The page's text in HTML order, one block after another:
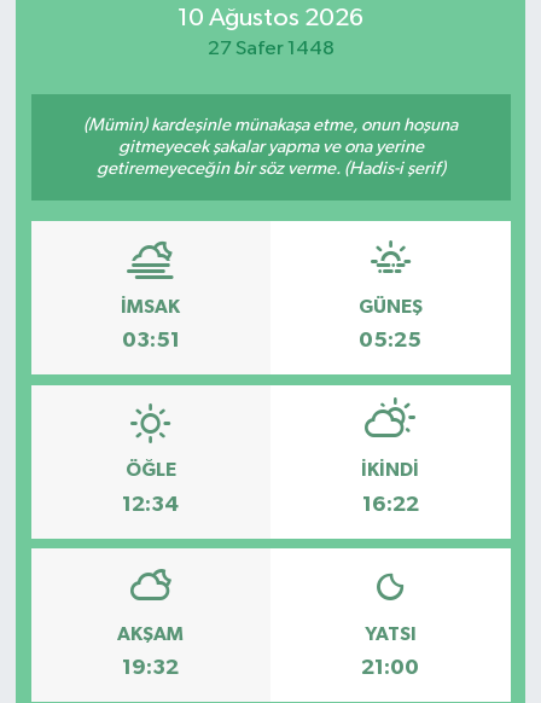
10 Ağustos 2026
27 Safer 1448
(Mümin) kardeşinle münakaşa etme, onun hoşuna
gitmeyecek şakalar yapma ve ona yerine
getiremeyeceğin bir söz verme. (Hadis-i şerif)
İMSAK
03:51
GÜNEŞ
05:25
ÖĞLE
12:34
İKINDI
16:22
AKŞAM
19:32
YATSI
21:00
Son Dakika Haberleri